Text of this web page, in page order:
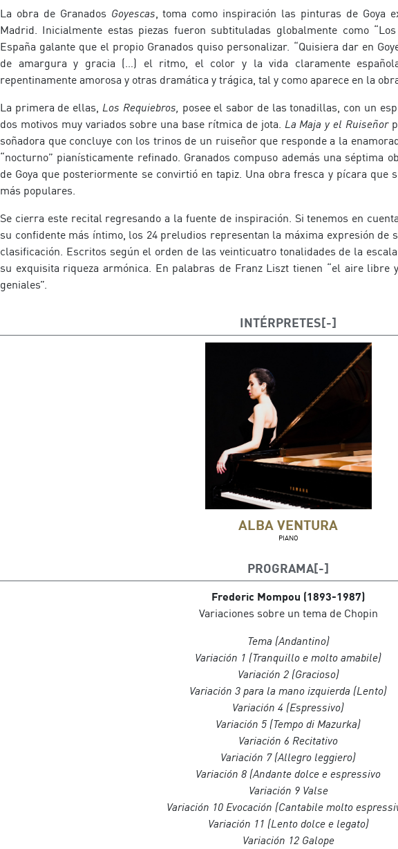
La obra de Granados Goyescas, toma como inspiración las pinturas de Goya
Madrid. Inicialmente estas piezas fueron subtituladas globalmente como
España galante que el propio Granados quiso personalizar. “Quisiera dar en
de amargura y gracia (…) el ritmo, el color y la vida claramente
repentinamente amorosa y otras dramática y trágica, tal y como aparece en la
La primera de ellas,Los Requiebros, posee el sabor de las tonadillas, con un
dos motivos muy variados sobre una base rítmica de jota. La Maja y el Ruiseñor
soñadora que concluye con los trinos de un ruiseñor que responde a la
“nocturno” pianísticamente refinado. Granados compuso además una séptima
de Goya que posteriormente se convirtió en tapiz. Una obra fresca y pícara que
más populares.
Se cierra este recital regresando a la fuente de inspiración. Si tenemos en
su confidente más íntimo, los 24 preludios representan la máxima expresión de
clasificación. Escritos según el orden de las veinticuatro tonalidades de la
su exquisita riqueza armónica. En palabras de Franz Liszt tienen “el aire libre
geniales”.
INTÉRPRETES
ALBA VENTURA
PIANO
PROGRAMA
Frederic Mompou (1893-1987)
Variaciones sobre un tema de Chopin
Tema (Andantino)
Variación 1 (Tranquillo e molto amabile)
Variación 2 (Gracioso)
Variación 3 para la mano izquierda (Lento)
Variación 4 (Espressivo)
Variación 5 (Tempo di Mazurka)
Variación 6 Recitativo
Variación 7 (Allegro leggiero)
Variación 8 (Andante dolce e espressivo
Variación 9 Valse
Variación 10 Evocación (Cantabile molto
Variación 11 (Lento dolce e legato)
Variación 12 Galope